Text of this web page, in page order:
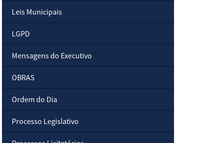
Leis Municipais
LGPD
Mensagens do Executivo
OBRAS
Ordem do Dia
Processo Legislativo